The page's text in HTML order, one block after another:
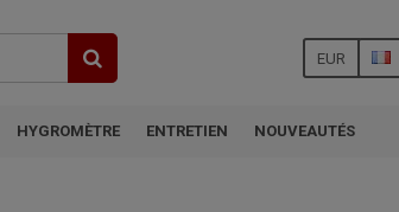
EUR
HYGROMÈTRE ENTRETIEN NOUVEAUTÉS